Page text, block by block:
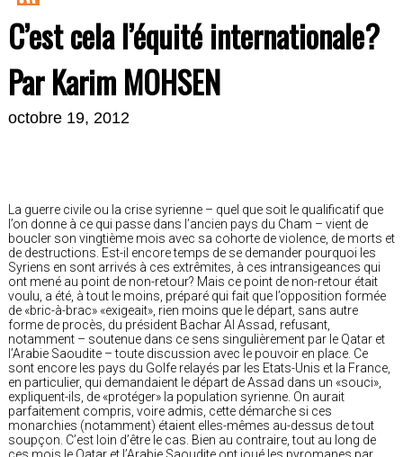
RSS
Feed
C’est cela l’équité internationale?
Par Karim MOHSEN
octobre 19, 2012
La guerre civile ou la crise syrienne – quel que soit le qualificatif que
l’on donne à ce qui passe dans l’ancien pays du Cham – vient de
boucler son vingtième mois avec sa cohorte de violence, de morts et
de destructions. Est-il encore temps de se demander pourquoi les
Syriens en sont arrivés à ces extrêmites, à ces intransigeances qui
ont mené au point de non-retour? Mais ce point de non-retour était
voulu, a été, à tout le moins, préparé qui fait que l’opposition formée
de «bric-à-brac» «exigeait», rien moins que le départ, sans autre
forme de procès, du président Bachar Al Assad, refusant,
notamment – soutenue dans ce sens singulièrement par le Qatar et
l’Arabie Saoudite – toute discussion avec le pouvoir en place. Ce
sont encore les pays du Golfe relayés par les Etats-Unis et la France,
en particulier, qui demandaient le départ de Assad dans un «souci»,
expliquent-ils, de «protéger» la population syrienne. On aurait
parfaitement compris, voire admis, cette démarche si ces
monarchies (notamment) étaient elles-mêmes au-dessus de tout
soupçon. C’est loin d’être le cas. Bien au contraire, tout au long de
ces mois le Qatar et l’Arabie Saoudite ont joué les pyromanes par